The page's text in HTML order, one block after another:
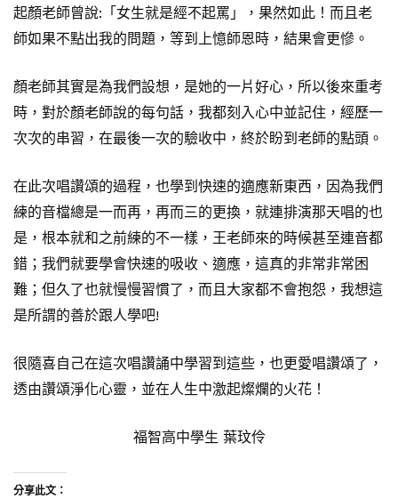
起顏老師曾說:「女生就是經不起罵」，果然如此！而且老
師如果不點出我的問題，等到上憶師恩時，結果會更慘。
顏老師其實是為我們設想，是她的一片好心，所以後來重考
時，對於顏老師說的每句話，我都刻入心中並記住，經歷一
次次的串習，在最後一次的驗收中，終於盼到老師的點頭。
在此次唱讚頌的過程，也學到快速的適應新東西，因為我們
練的音檔總是一而再，再而三的更換，就連排演那天唱的也
是，根本就和之前練的不一樣，王老師來的時候甚至連音都
錯；我們就要學會快速的吸收、適應，這真的非常非常困
難；但久了也就慢慢習慣了，而且大家都不會抱怨，我想這
是所謂的善於跟人學吧!
很隨喜自己在這次唱讚誦中學習到這些，也更愛唱讚頌了，
透由讚頌淨化心靈，並在人生中激起燦爛的火花！
福智高中學生 葉玟伶
分享此文：